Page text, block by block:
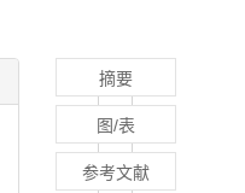
摘要
图/表
参考文献